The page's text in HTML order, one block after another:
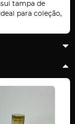
tampa de
para coleção,